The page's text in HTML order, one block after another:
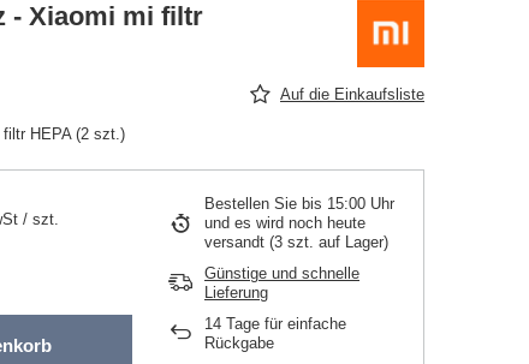
- Xiaomi mi filtr
Auf die Einkaufsliste
HEPA (2 szt.)
/ szt.
Bestellen Sie bis 15:00 Uhr
und es wird noch heute
versandt (3 szt. auf Lager)
Günstige und schnelle
Lieferung
14 Tage für einfache
Rückgabe